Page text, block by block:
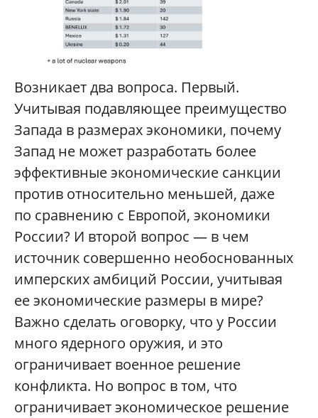
Возникает два вопроса. Первый.
Учитывая подавляющее преимущество
Запада в размерах экономики, почему
Запад не может разработать более
эффективные экономические санкции
против относительно меньшей, даже
по сравнению с Европой, экономики
России? И второй вопрос — в чем
источник совершенно необоснованных
имперских амбиций России, учитывая
ее экономические размеры в мире?
Важно сделать оговорку, что у России
много ядерного оружия, и это
ограничивает военное решение
конфликта. Но вопрос в том, что
ограничивает экономическое решение